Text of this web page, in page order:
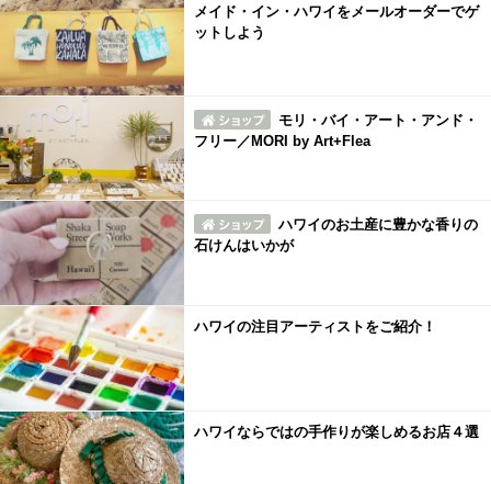
メイド・イン・ハワイをメールオーダーでゲ
ットしよう
モリ・バイ・アート・アンド・
フリー／MORI by Art+Flea
ハワイのお土産に豊かな香りの
石けんはいかが
ハワイの注目アーティストをご紹介！
ハワイならではの手作りが楽しめるお店４選